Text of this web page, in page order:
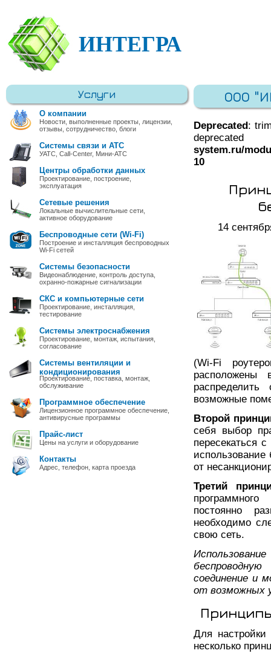
ИНТЕГРА
Услуги
О компании
Новости, выполненные проекты, лицензии,
отзывы, сотрудничество, блоги
Системы связи и АТС
УАТС, Call-Center, Мини-АТС
Центры обработки данных
Проектирование, построение,
эксплуатация
Сетевые решения
Локальные вычислительные сети,
активное оборудование
Беспроводные сети (Wi-Fi)
Построение и инсталляция беспроводных
Wi-Fi сетей
Системы безопасности
Видеонаблюдение, контроль доступа,
охранно-пожарные сигнализации
СКС и компьютерные сети
Проектирование, инсталляция,
тестирование
Системы электроснабжения
Проектирование, монтаж, испытания,
согласование
Системы вентиляции и
кондиционирования
Проектирование, поставка, монтаж,
обслуживание
Программное обеспечение
Лицензионное программное обеспечение,
антивирусные программы
Прайс-лист
Цены на услуги и оборудование
Контакты
Адрес, телефон, карта проезда
ООО
Deprecated:
system.ru/
10
14
(Wi-Fi
расположены
возможные
Второй
себя выбор
пересекаться
от
Третий
постоянно
необходимо
свою сеть.
соединение и
от возможных
Для
несколько